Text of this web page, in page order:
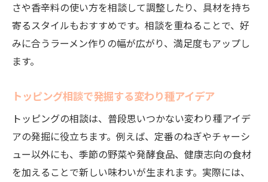
さや香辛料の使い方を相談して調整したり、具材を持ち
寄るスタイルもおすすめです。相談を重ねることで、好
みに合うラーメン作りの幅が広がり、満足度もアップし
ます。
トッピング相談で発掘する変わり種アイデア
トッピングの相談は、普段思いつかない変わり種アイデ
アの発掘に役立ちます。例えば、定番のねぎやチャーシ
ュー以外にも、季節の野菜や発酵食品、健康志向の食材
を加えることで新しい味わいが生まれます。実際には、